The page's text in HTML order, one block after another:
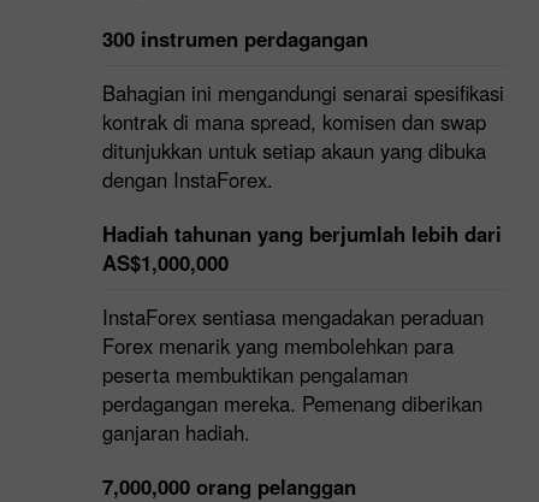
300 instrumen perdagangan
Bahagian ini mengandungi senarai spesifikasi
kontrak di mana spread, komisen dan swap
ditunjukkan untuk setiap akaun yang dibuka
dengan InstaForex.
Hadiah tahunan yang berjumlah lebih dari
AS$1,000,000
InstaForex sentiasa mengadakan peraduan
Forex menarik yang membolehkan para
peserta membuktikan pengalaman
perdagangan mereka. Pemenang diberikan
ganjaran hadiah.
7,000,000 orang pelanggan